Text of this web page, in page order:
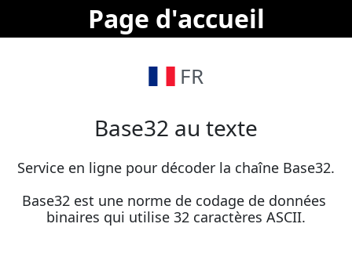
Page d'accueil
FR
Base32 au texte
Service en ligne pour décoder la chaîne Base32.
Base32 est une norme de codage de données
binaires qui utilise 32 caractères ASCII.